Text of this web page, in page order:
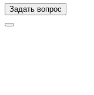
Задать вопрос